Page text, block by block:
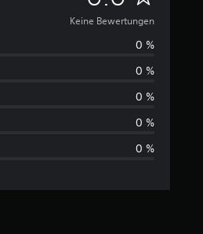
e
n
e
B
e
Keine Bewertungen
0 %
0 %
0 %
0 %
0 %